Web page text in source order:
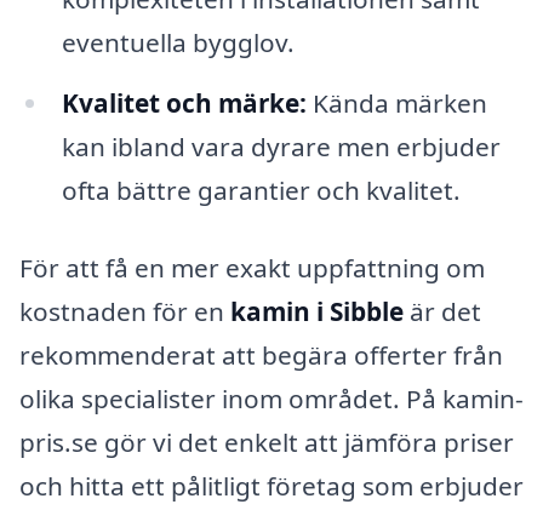
eventuella bygglov.
Kvalitet och märke: Kända märken
kan ibland vara dyrare men erbjuder
ofta bättre garantier och kvalitet.
För att få en mer exakt uppfattning om
kostnaden för en kamin i Sibble är det
rekommenderat att begära offerter från
olika specialister inom området. På kamin-
pris.se gör vi det enkelt att jämföra priser
och hitta ett pålitligt företag som erbjuder